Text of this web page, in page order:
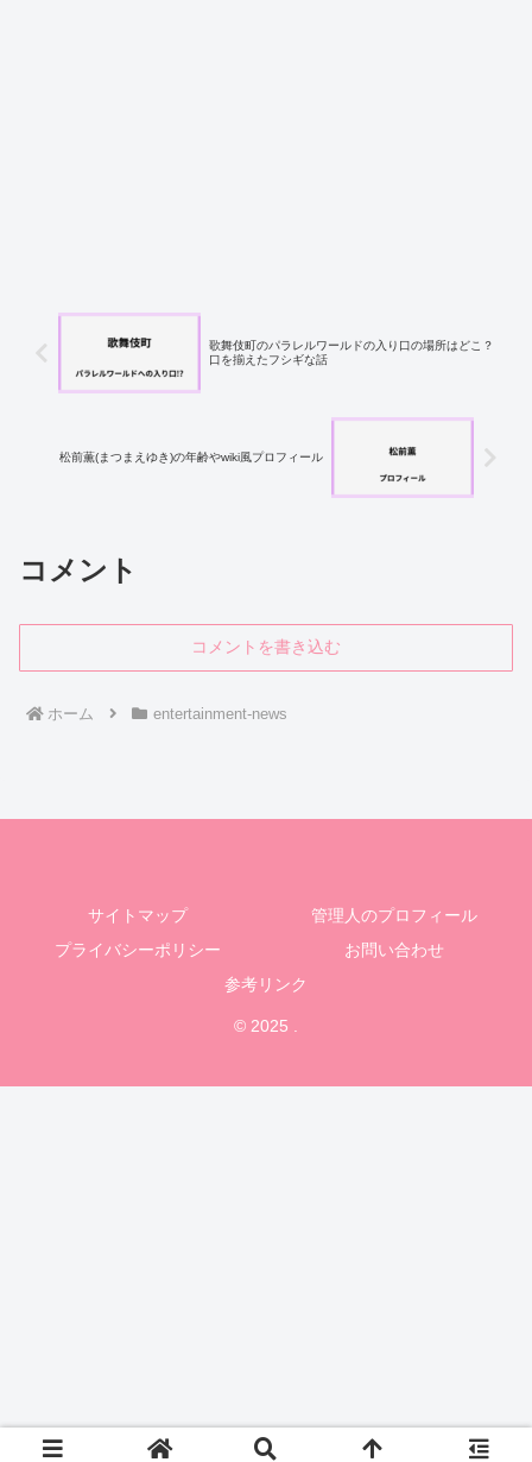
歌舞伎町のパラレルワールドの入り口の場所はどこ？
口を揃えたフシギな話
松前薫(まつまえゆき)の年齢やwiki風プロフィール
コメント
コメントを書き込む
ホーム entertainment-news
サイトマップ
管理人のプロフィール
プライバシーポリシー
お問い合わせ
参考リンク
© 2025 .